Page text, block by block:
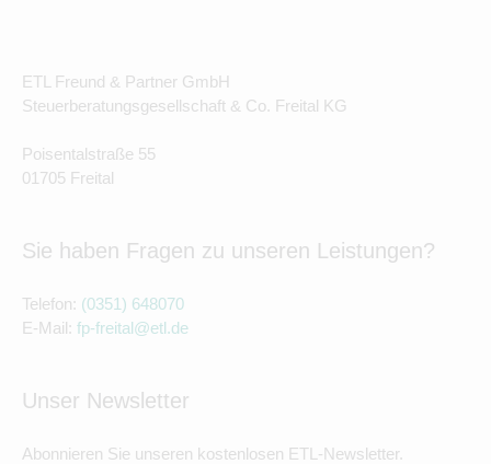
ETL Freund & Partner GmbH
Steuerberatungsgesellschaft & Co. Freital KG
Poisentalstraße 55
01705 Freital
Sie haben Fragen zu unseren Leistungen?
Telefon: (0351) 648070
E-Mail: fp-freital@etl.de
Unser Newsletter
Abonnieren Sie unseren kostenlosen ETL-Newsletter.